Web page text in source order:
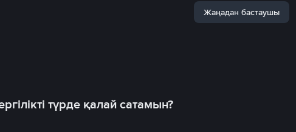
Жаңадан бастаушы
түрде қалай сатамын?